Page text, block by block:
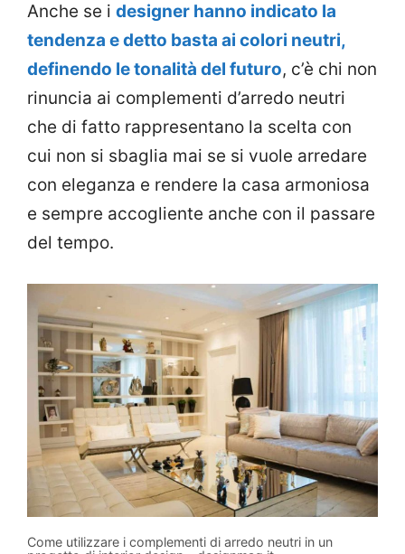
Anche se i designer hanno indicato la
tendenza e detto basta ai colori neutri,
definendo le tonalità del futuro, c’è chi non
rinuncia ai complementi d’arredo neutri
che di fatto rappresentano la scelta con
cui non si sbaglia mai se si vuole arredare
con eleganza e rendere la casa armoniosa
e sempre accogliente anche con il passare
del tempo.
Come utilizzare i complementi di arredo neutri in un